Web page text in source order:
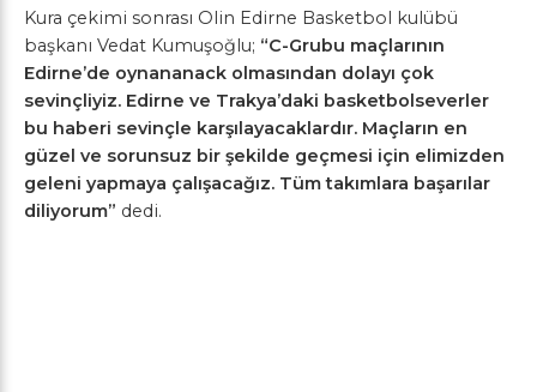
Kura çekimi sonrası Olin Edirne Basketbol kulübü
başkanı Vedat Kumuşoğlu; “C-Grubu maçlarının
Edirne’de oynananack olmasından dolayı çok
sevinçliyiz. Edirne ve Trakya’daki basketbolseverler
bu haberi sevinçle karşılayacaklardır. Maçların en
güzel ve sorunsuz bir şekilde geçmesi için elimizden
geleni yapmaya çalışacağız. Tüm takımlara başarılar
diliyorum” dedi.